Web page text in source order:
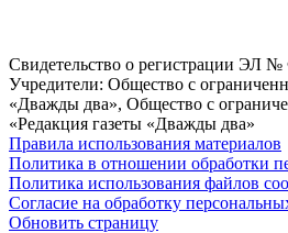
Свидетельство о регистрации ЭЛ
Учредители: Общество с
«Дважды два», Общество с
«Редакция газеты «Дважды два»
Правила использования материалов
Политика в отношении обработки
Политика использования файлов
Согласие на обработку
Обновить страницу